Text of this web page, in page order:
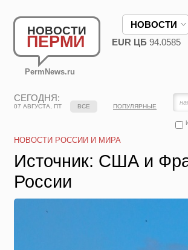
НОВОСТИ
ПЕРМИ
PermNews.ru
НОВОСТИ
EUR ЦБ 94.0585
СЕГОДНЯ:
07 АВГУСТА, ПТ ВСЕ ПОПУЛЯРНЫЕ
НОВОСТИ РОССИИ И МИРА
Источник: США и
России